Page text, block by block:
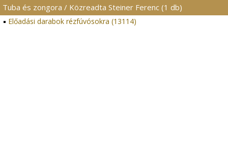
Tuba és zongora / Közreadta Steiner Ferenc (1 db)
Előadási darabok rézfúvósokra (13114)